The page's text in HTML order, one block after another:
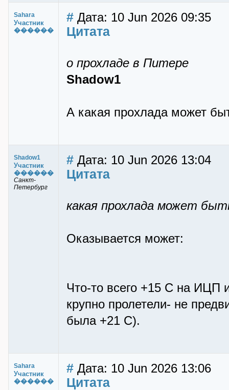
Sahara
Участник
������
# Дата: 10 Jun 2026 09:35
Цитата
о прохладе в Питере
Shadow1
А какая прохлада может
Shadow1
Участник
������
Санкт-
Петербург
# Дата: 10 Jun 2026 13:04
Цитата
какая прохлада может
Оказывается может:
Что-то всего +15 С на ИЦП
крупно пролетели- не
была +21 С).
Sahara
Участник
������
# Дата: 10 Jun 2026 13:06
Цитата